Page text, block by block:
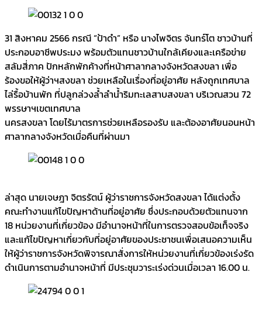
31 สิงหาคม 2566 กรณี “ป้าดำ” หรือ นางไพจิตร จันทร์โต ชาวบ้านที่
ประกอบอาชีพประมง พร้อมตัวแทนชาวบ้านใกล้เคียงและเครือข่าย
สลัมสี่ภาค ปักหลักพักค้างที่หน้าศาลากลางจังหวัดสงขลา เพื่อ
ร้องขอให้ผู้ว่าฯสงขลา ช่วยเหลือในเรื่องที่อยู่อาศัย หลังถูกเทศบาล
ไล่รื้อบ้านพัก ที่ปลูกล่วงล้ำลำน้ำริมทะเลสาบสงขลา บริเวณสวน 72
พรรษาฯเขตเทศบาล
นครสงขลา โดยไร้มาตรการช่วยเหลือรองรับ และต้องอาศัยนอนหน้า
ศาลากลางจังหวัดเมื่อคืนที่ผ่านมา
ล่าสุด นายเจษฎา จิตรรัตน์ ผู้ว่าราชการจังหวัดสงขลา ได้แต่งตั้ง
คณะทำงานแก้ไขปัญหาด้านที่อยู่อาศัย ซึ่งประกอบด้วยตัวแทนจาก
18 หน่วยงานที่เกี่ยวข้อง มีอำนาจหน้าที่ในการตรวจสอบข้อเท็จจริง
และแก้ไขปัญหาเกี่ยวกับที่อยู่อาศัยของประชาชนเพื่อเสนอความเห็น
ให้ผู้ว่าราชการจังหวัดพิจารณาสั่งการให้หน่วยงานที่เกี่ยวข้องเร่งรัด
ดำเนินการตามอำนาจหน้าที่ มีประชุมวาระเร่งด่วนเมื่อเวลา 16.00 น.